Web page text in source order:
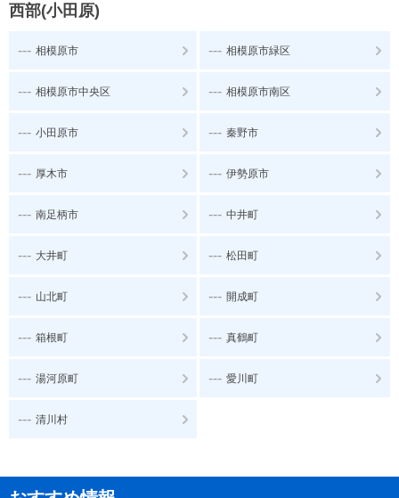
西部(小田原)
--- 相模原市 --- 相模原市緑区
--- 相模原市中央区 --- 相模原市南区
--- 小田原市 --- 秦野市
--- 厚木市 --- 伊勢原市
--- 南足柄市 --- 中井町
--- 大井町 --- 松田町
--- 山北町 --- 開成町
--- 箱根町 --- 真鶴町
--- 湯河原町 --- 愛川町
--- 清川村